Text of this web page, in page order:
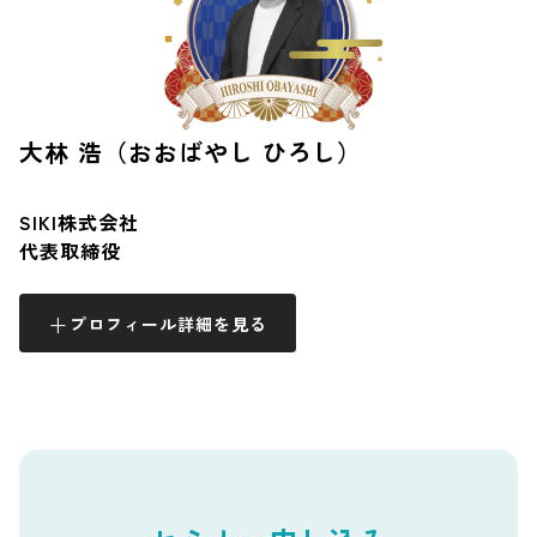
大林 浩（おおばやし ひろし）
SIKI株式会社
代表取締役
プロフィール詳細を見る